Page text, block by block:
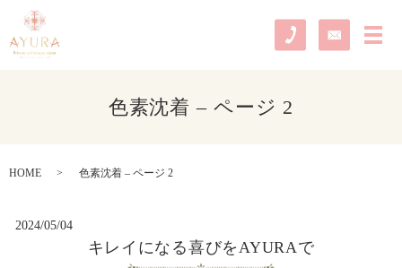
メ
色素沈着 – ページ 2
HOME 色素沈着 – ページ 2
2024/05/04
キレイになる喜びをAYURAで